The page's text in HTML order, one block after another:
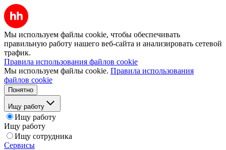
Мы используем файлы cookie, чтобы обеспечивать
правильную работу нашего веб-сайта и анализировать сетевой
трафик.
Правила использования файлов cookie
Мы используем файлы cookie. Правила использования
файлов cookie
Понятно
Ищу работу
Ищу работу
Ищу работу
Ищу сотрудника
Сервисы